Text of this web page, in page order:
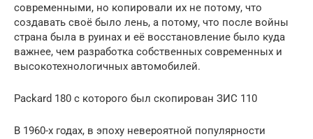
современными, но копировали их не потому, что
создавать своё было лень, а потому, что после войны
страна была в руинах и её восстановление было куда
важнее, чем разработка собственных современных и
высокотехнологичных автомобилей.
Packard 180 с которого был скопирован ЗИС 110
В 1960-х годах, в эпоху невероятной популярности